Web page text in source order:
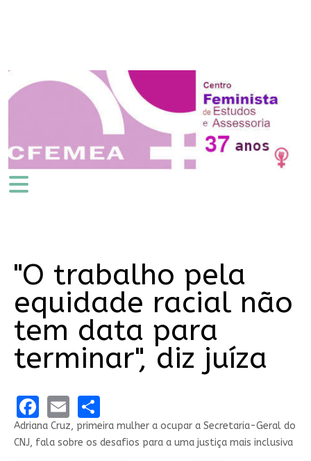
"O trabalho pela
equidade racial não
tem data para
terminar", diz juíza
Facebook
EmailShare
Adriana Cruz, primeira mulher a ocupar a Secretaria-Geral do
CNJ, fala sobre os desafios para a uma justiça mais inclusiva